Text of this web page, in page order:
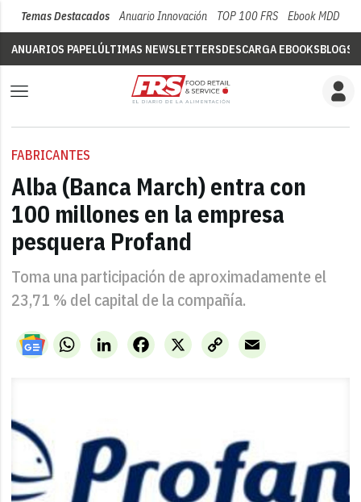
Temas Destacados Anuario Innovación TOP 100 FRS Ebook MDD
ANUARIOS PAPELÚLTIMAS NEWSLETTERSDESCARGA EBOOKSBLOGS
FABRICANTES
Alba (Banca March) entra con
100 millones en la empresa
pesquera Profand
Toma una participación de aproximadamente el
23,71 % del capital de la compañía.
WhatsAppLinkedIn X
Facebook
Copy
Link
Email